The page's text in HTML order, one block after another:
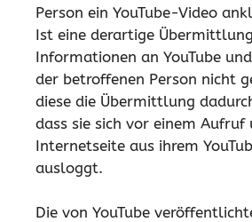
Person ein YouTube-Video
Ist eine derartige
Informationen an YouTube
der betroffenen Person nicht
diese die Übermittlung
dass sie sich vor einem Aufruf
Internetseite aus ihrem
ausloggt.
Die von YouTube